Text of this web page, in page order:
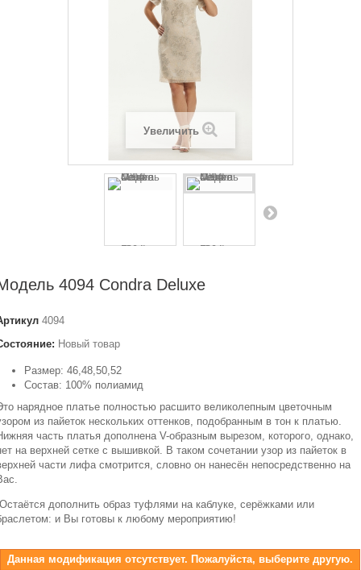
Увеличить
4094 Condra Deluxe
4094
Новый товар
Размер: 46,48,50,52
Состав: 100% полиамид
нарядное платье полностью расшито великолепным цветочным
из пайеток нескольких оттенков, подобранным в тон к платью.
часть платья дополнена V-образным вырезом, которого, однако,
на верхней сетке с вышивкой. В таком сочетании узор из пайеток в
части лифа смотрится, словно он нанесён непосредственно на
Остаётся дополнить образ туфлями на каблуке, серёжками или
и Вы готовы к любому мероприятию!
Данная модификация отсутствует. Пожалуйста, выберите другую.